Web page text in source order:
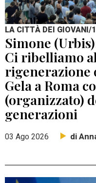
LA CITTÀ DEI GIOVANI/1
Simone
Ci ribelliamo
rigenerazione
Gela a Roma
(organizzato)
generazioni
03 Ago 2026 di